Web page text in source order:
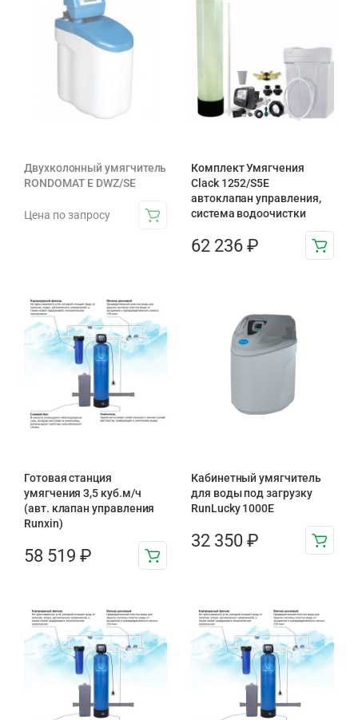
Двухколонный умягчитель
RONDOMAT E DWZ/SE
Цена по запросу
Комплект Умягчения
Clack 1252/S5E
автоклапан управления,
система водоочистки
62 236 ₽
Готовая станция
умягчения 3,5 куб.м/ч
(авт. клапан управления
Runxin)
58 519 ₽
Кабинетный умягчитель
для воды под загрузку
RunLucky 1000Е
32 350 ₽